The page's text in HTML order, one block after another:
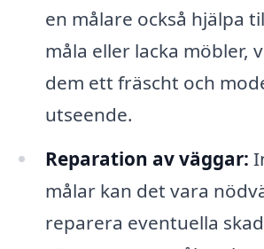
en målare också hjälpa
måla eller lacka möbler,
dem ett fräscht och
utseende.
Reparation av väggar:
målar kan det vara
reparera eventuella